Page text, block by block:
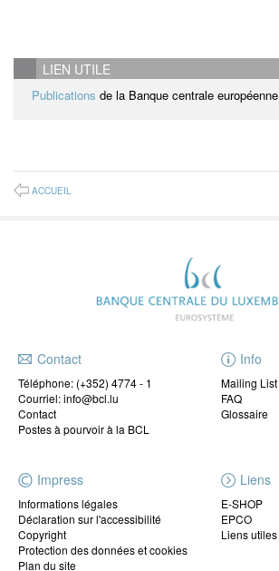
LIEN UTILE
Publications de la Banque centrale européenne
ACCUEIL
Contact
Téléphone: (+352) 4774 - 1
Courriel: info@bcl.lu
Contact
Postes à pourvoir à la BCL
Info
Mailing List
FAQ
Glossaire
Impress
Informations légales
Déclaration sur l'accessibilité
Copyright
Protection des données et cookies
Plan du site
Liens
E-SHOP
EPCO
Liens utiles